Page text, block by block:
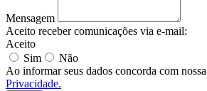
Mensagem
Aceito receber comunicações via e-mail:
Aceito
Sim
Não
Ao informar seus dados concorda com nossa
Privacidade.